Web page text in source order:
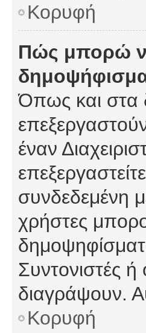
Κορυφή
Πώς μπορώ
Όπως και στα
έναν
συνδεδεμένη
χρήστες
Συντονιστές
διαγράψουν.
Κορυφή